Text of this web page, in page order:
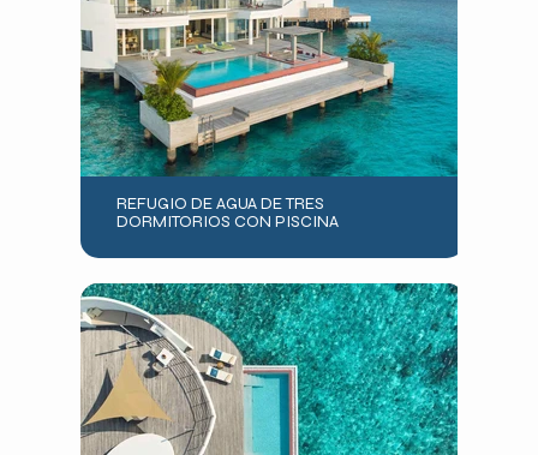
REFUGIO DE AGUA DE TRES
DORMITORIOS CON PISCINA